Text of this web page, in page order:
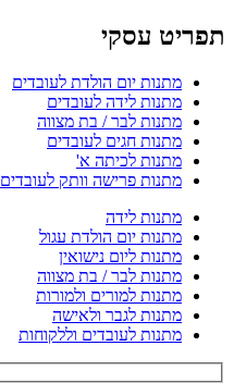
תפריט עסקי
מתנות יום הולדת לעובדים
מתנות לידה לעובדים
מתנות לבר / בת מצווה
מתנות חגים לעובדים
מתנות לכיתה א'
מתנות פרישה וותק לעובדים
מתנות לידה
מתנות יום הולדת עגול
מתנות ליום נישואין
מתנות לבר / בת מצווה
מתנות למורים ולמורות
מתנות לגבר ולאישה
מתנות לעובדים וללקוחות